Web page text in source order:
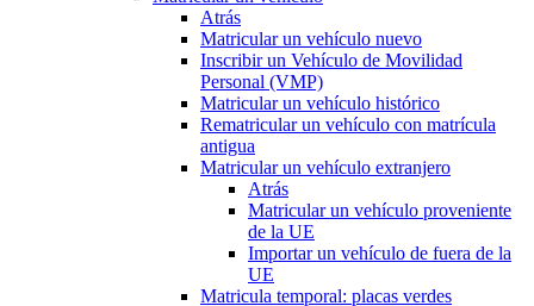
Atrás
Matricular un vehículo nuevo
Inscribir un Vehículo de Movilidad
Personal (VMP)
Matricular un vehículo histórico
Rematricular un vehículo con matrícula
antigua
Matricular un vehículo extranjero
Atrás
Matricular un vehículo proveniente
de la UE
Importar un vehículo de fuera de la
UE
Matricula temporal: placas verdes